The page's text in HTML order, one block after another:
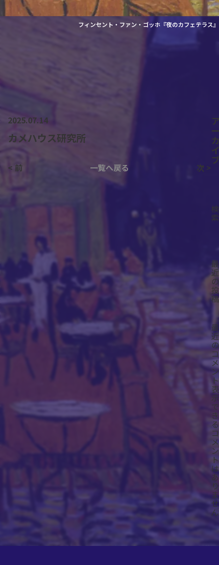
フィンセント・ファン・ゴッホ『夜のカフェテラス』
2025.07.14
カメハウス研究所
< 前 一覧へ戻る 次 >
検
索
最
近
の
投
稿
最
近
の
コ
メ
ン
ト
表
示
で
き
る
コ
メ
ン
ト
は
あ
り
ま
せ